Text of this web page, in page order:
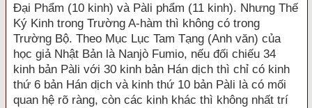
Đại Phẩm (10 kinh) và Pàli phẩm (11 kinh). Nhưng Thế
Ký Kinh trong Trường A-hàm thì không có trong
Trường Bộ. Theo Mục Lục Tam Tạng (Anh văn) của
học giả Nhật Bản là Nanjò Fumio, nếu đối chiếu 34
kinh bản Pàli với 30 kinh bản Hán dịch thì chỉ có kinh
thứ 6 bản Hán dịch và kinh thứ 10 bản Pàli là có mối
quan hệ rõ ràng, còn các kinh khác thì không nhất trí